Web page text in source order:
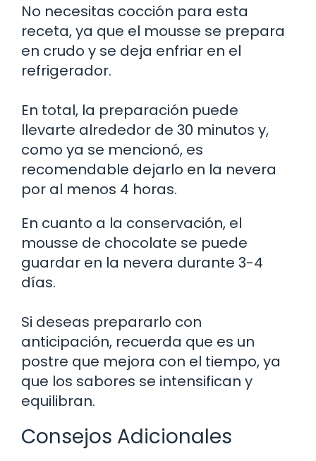
No necesitas cocción para esta
receta, ya que el mousse se prepara
en crudo y se deja enfriar en el
refrigerador.
En total, la preparación puede
llevarte alrededor de 30 minutos y,
como ya se mencionó, es
recomendable dejarlo en la nevera
por al menos 4 horas.
En cuanto a la conservación, el
mousse de chocolate se puede
guardar en la nevera durante 3-4
días.
Si deseas prepararlo con
anticipación, recuerda que es un
postre que mejora con el tiempo, ya
que los sabores se intensifican y
equilibran.
Consejos Adicionales